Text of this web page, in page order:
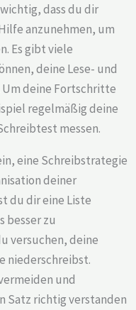
dass du dir
anzunehmen, um
Es gibt viele
deine Lese- und
deine Fortschritte
regelmäßig deine
messen.
eine Schreibstrategie
deiner
du dir eine Liste
besser zu
versuchen, deine
niederschreibst.
und
Satz richtig verstanden